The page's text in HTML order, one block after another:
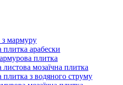
з мармуру
арабески
плитка
мозаїчна плитка
з водяного струму